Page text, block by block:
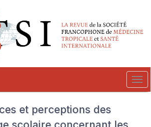
et perceptions des